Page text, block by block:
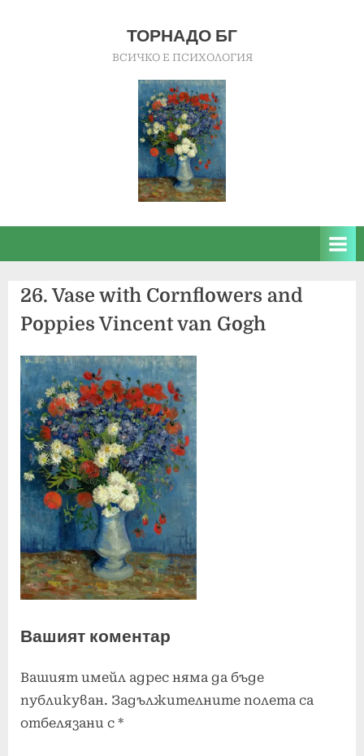
ТОРНАДО БГ
ВСИЧКО Е ПСИХОЛОГИЯ
26. Vase with Cornflowers and
Poppies Vincent van Gogh
Вашият коментар
Вашият имейл адрес няма да бъде
публикуван. Задължителните полета са
отбелязани с *